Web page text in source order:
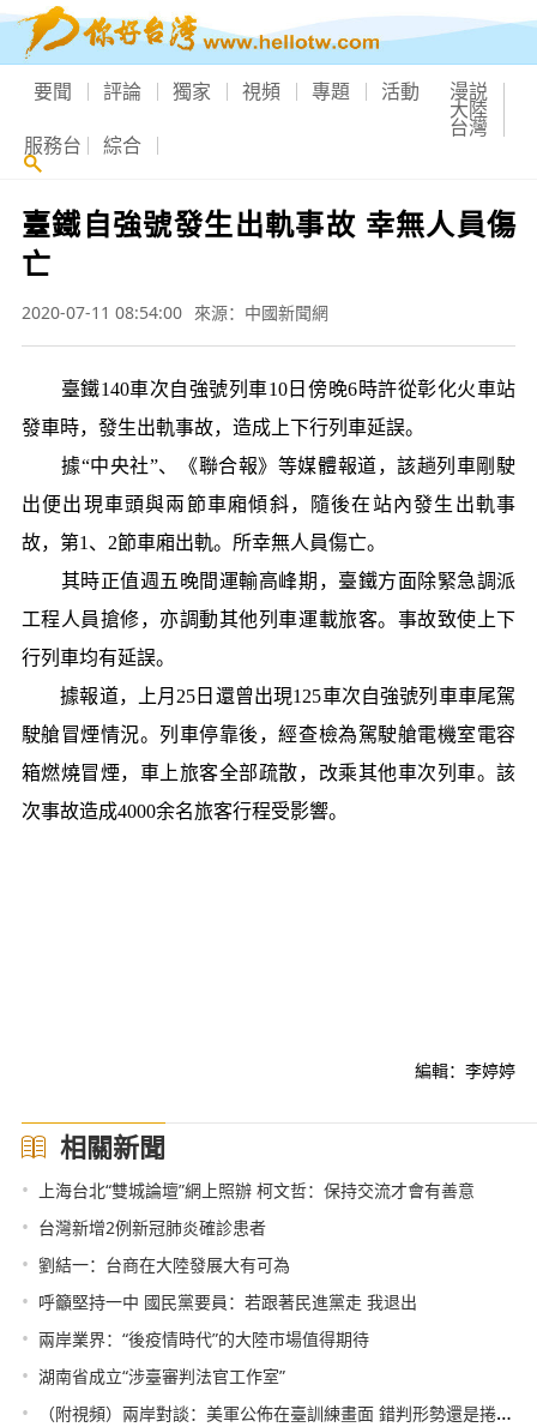
要聞 評論 獨家 視頻 專題 活動 漫説
大陸
台灣
服務台 綜合
臺鐵自強號發生出軌事故 幸無人員傷
亡
2020-07-11 08:54:00 來源：中國新聞網
臺鐵140車次自強號列車10日傍晚6時許從彰化火車站
發車時，發生出軌事故，造成上下行列車延誤。
據“中央社”、《聯合報》等媒體報道，該趟列車剛駛
出便出現車頭與兩節車廂傾斜，隨後在站內發生出軌事
故，第1、2節車廂出軌。所幸無人員傷亡。
其時正值週五晚間運輸高峰期，臺鐵方面除緊急調派
工程人員搶修，亦調動其他列車運載旅客。事故致使上下
行列車均有延誤。
據報道，上月25日還曾出現125車次自強號列車車尾駕
駛艙冒煙情況。列車停靠後，經查檢為駕駛艙電機室電容
箱燃燒冒煙，車上旅客全部疏散，改乘其他車次列車。該
次事故造成4000余名旅客行程受影響。
編輯：李婷婷
相關新聞
• 上海台北“雙城論壇”網上照辦 柯文哲：保持交流才會有善意
• 台灣新增2例新冠肺炎確診患者
• 劉結一：台商在大陸發展大有可為
• 呼籲堅持一中 國民黨要員：若跟著民進黨走 我退出
• 兩岸業界：“後疫情時代”的大陸市場值得期待
• 湖南省成立“涉臺審判法官工作室”
• （附視頻）兩岸對談：美軍公佈在臺訓練畫面 錯判形勢還是捲入戰爭？